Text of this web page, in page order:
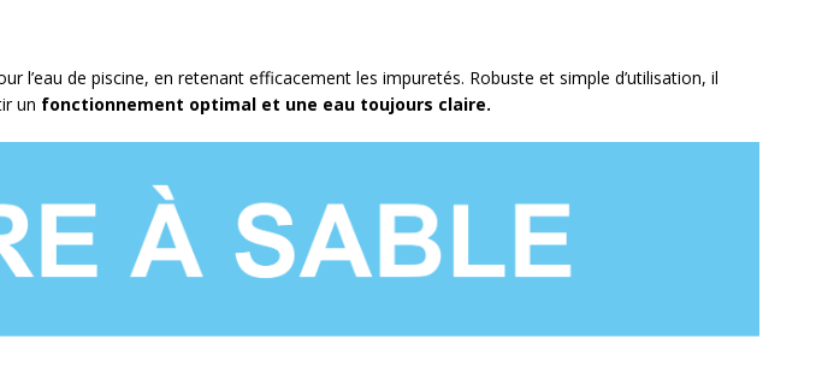
l’eau de piscine, en retenant efficacement les impuretés. Robuste et simple d’utilisation, il
un fonctionnement optimal et une eau toujours claire.